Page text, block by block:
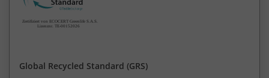
Global Recycled Standard (GRS)